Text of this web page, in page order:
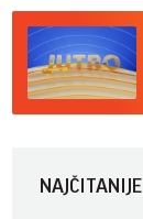
NAJČITANIJE